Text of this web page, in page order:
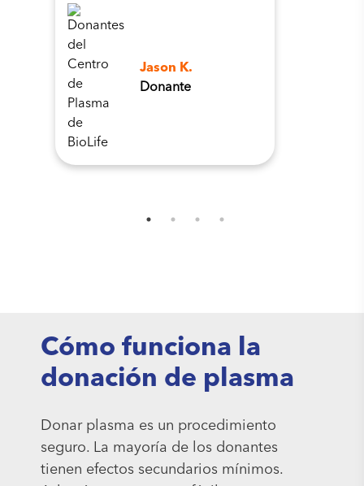
Jason K.
Donante
Cómo funciona la
donación de plasma
Donar plasma es un procedimiento
seguro. La mayoría de los donantes
tienen efectos secundarios mínimos.